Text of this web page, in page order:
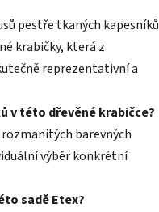
pestře tkaných kapesníků
krabičky, která z
reprezentativní a
v této dřevěné krabičce?
rozmanitých barevných
výběr konkrétní
sadě Etex?